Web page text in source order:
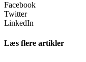
Facebook
Twitter
LinkedIn
Læs flere artikler